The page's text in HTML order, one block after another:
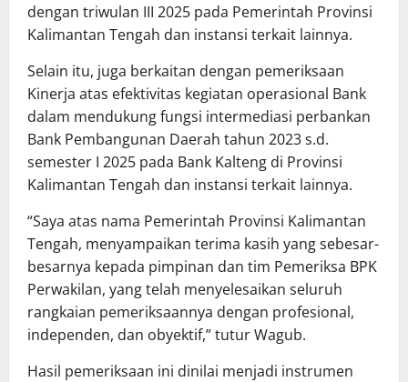
dengan triwulan III 2025 pada Pemerintah Provinsi
Kalimantan Tengah dan instansi terkait lainnya.
Selain itu, juga berkaitan dengan pemeriksaan
Kinerja atas efektivitas kegiatan operasional Bank
dalam mendukung fungsi intermediasi perbankan
Bank Pembangunan Daerah tahun 2023 s.d.
semester I 2025 pada Bank Kalteng di Provinsi
Kalimantan Tengah dan instansi terkait lainnya.
“Saya atas nama Pemerintah Provinsi Kalimantan
Tengah, menyampaikan terima kasih yang sebesar-
besarnya kepada pimpinan dan tim Pemeriksa BPK
Perwakilan, yang telah menyelesaikan seluruh
rangkaian pemeriksaannya dengan profesional,
independen, dan obyektif,” tutur Wagub.
Hasil pemeriksaan ini dinilai menjadi instrumen